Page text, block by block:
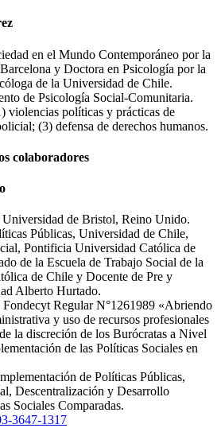
en el Mundo Contemporáneo por la
y Doctora en Psicología por la
de la Universidad de Chile.
de Psicología Social-Comunitaria.
violencias políticas y prácticas de
(3) defensa de derechos humanos.
colaboradores
de Bristol, Reino Unido.
Públicas, Universidad de Chile,
Pontificia Universidad Católica de
de la Escuela de Trabajo Social de la
de Chile y Docente de Pre y
Alberto Hurtado.
Fondecyt Regular N°1261989 «Abriendo
y uso de recursos profesionales
la discreción de los Burócratas a Nivel
de las Políticas Sociales en
de Políticas Públicas,
Descentralización y Desarrollo
Sociales Comparadas.
3647-1317